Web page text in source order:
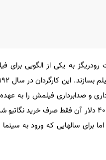
به یکی از الگویی برای
هزار دلار خرج کرد که ۶ هزار و ۴۰۰ دلار آن
برای سالهایی که ورود به